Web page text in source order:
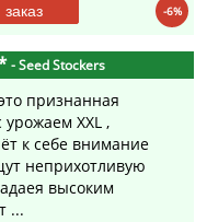
-6%
заказ
- Seed Stockers
признанная
урожаем XXL ,
к себе внимание
неприхотливую
высоким
...